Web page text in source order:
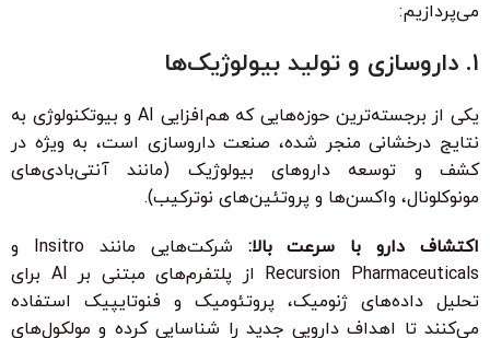
می‌پردازیم:
۱. داروسازی و تولید بیولوژیک‌ها
یکی از برجسته‌ترین حوزه‌هایی که هم‌افزایی AI و بیوتکنولوژی به
نتایج درخشانی منجر شده، صنعت داروسازی است، به ویژه در
کشف و توسعه داروهای بیولوژیک (مانند آنتی‌بادی‌های
مونوکلونال، واکسن‌ها و پروتئین‌های نوترکیب).
اکتشاف دارو با سرعت بالا:
شرکت‌هایی مانند Insitro و
Recursion Pharmaceuticals از پلتفرم‌های مبتنی بر AI برای
تحلیل داده‌های ژنومیک، پروتئومیک و فنوتایپیک استفاده
می‌کنند تا اهداف دارویی جدید را شناسایی کرده و مولکول‌های